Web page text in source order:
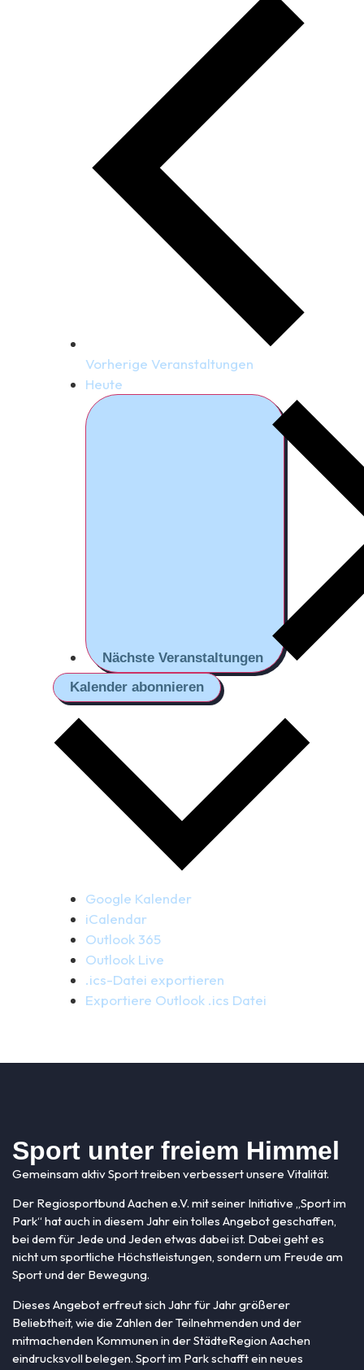
Vorherige Veranstaltungen
Heute
Nächste Veranstaltungen
Kalender abonnieren
Google Kalender
iCalendar
Outlook 365
Outlook Live
.ics-Datei exportieren
Exportiere Outlook .ics Datei
Sport unter freiem Himmel
Gemeinsam aktiv Sport treiben verbessert unsere Vitalität.
Der Regiosportbund Aachen e.V. mit seiner Initiative „Sport im
Park“ hat auch in diesem Jahr ein tolles Angebot geschaffen,
bei dem für Jede und Jeden etwas dabei ist. Dabei geht es
nicht um sportliche Höchstleistungen, sondern um Freude am
Sport und der Bewegung.
Dieses Angebot erfreut sich Jahr für Jahr größerer
Beliebtheit, wie die Zahlen der Teilnehmenden und der
mitmachenden Kommunen in der StädteRegion Aachen
eindrucksvoll belegen. Sport im Parkschafft ein neues